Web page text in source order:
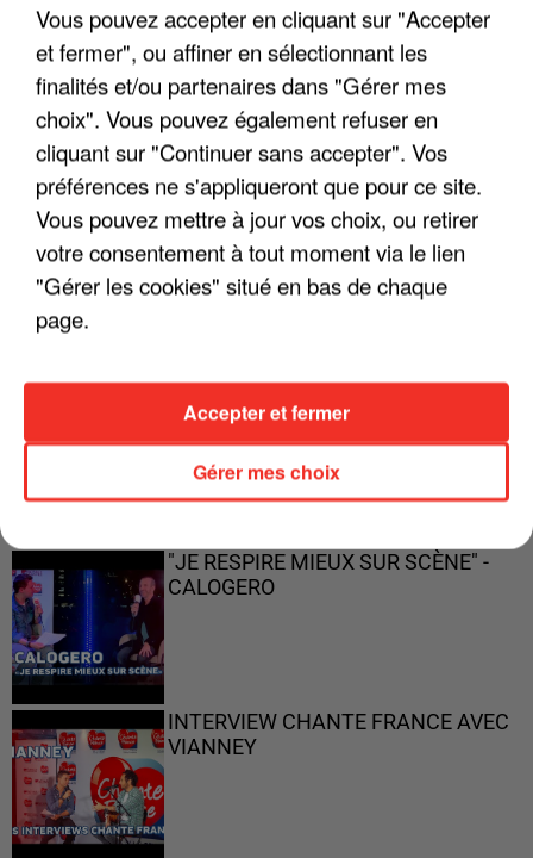
FRANCE
"JE SUIS À DISPOSITION DES
ENFOIRÉS"
"ON A TOUS LE TRAC"
"ON N'EST PAS DES PARENTS
PARFAITS"
"JE RESPIRE MIEUX SUR SCÈNE" -
CALOGERO
INTERVIEW CHANTE FRANCE AVEC
VIANNEY
Vous pouvez accepter en cliquant sur "Accepter
et fermer", ou affiner en sélectionnant les
finalités et/ou partenaires dans "Gérer mes
choix". Vous pouvez également refuser en
cliquant sur "Continuer sans accepter". Vos
préférences ne s'appliqueront que pour ce site.
Vous pouvez mettre à jour vos choix, ou retirer
votre consentement à tout moment via le lien
"Gérer les cookies" situé en bas de chaque
page.
Gérer mes choix
Accepter et fermer